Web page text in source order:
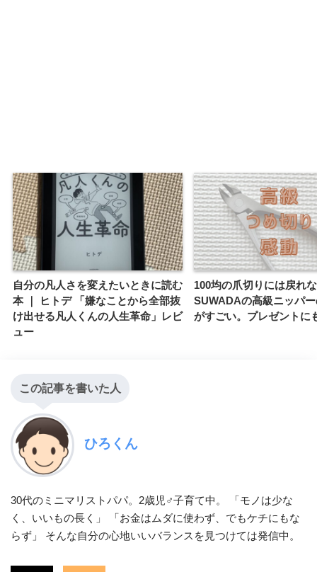
自分の凡人さを変えたいときに読む
本 ｜ ヒトデ 「嫌なことから全部抜
け出せる凡人くんの人生革命」レビ
ュー
100均の爪切りには戻れ
SUWADAの高級ニッパ
がすごい。プレゼントに
この記事を書いた人
ひろくん
30代のミニマリストパパ。2歳児♂子育て中。 「モノは少な
く、いいもの長く」 「お金はムダに使わず、でもケチにもな
らず」 そんな自分の心地いいバランスを見つけては発信中。